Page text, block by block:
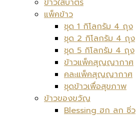
ข้าวใส่บาตร
แพ็คข้าว
ชุด 1 กิโลกรัม 4 ถุง
ชุด 2 กิโลกรัม 4 ถุง
ชุด 5 กิโลกรัม 4 ถุง
ข้าวแพ็คสุญญากาศ
คละแพ็คสุญญากาศ
ชุดข้าวเพื่อสุขภาพ
ข้าวของขวัญ
Blessing ฮก ลก ซิ่ว